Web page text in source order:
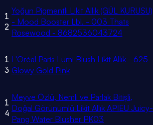
1
2
Yoğun Pigmentli Likit Allık (GÜL KURUSU)
- Mood Booster Lbl. - 003 Thats
Rosewood - 8682536043724
1
3
L'Oréal Paris Lumi Blush Likit Allık - 625
Glowy Gold Pink
1
4
Meyve Özlü, Nemli ve Parlak Bitişli,
Doğal Görünümlü Likit Allık APIEU Juicy-
Pang Water Blusher PK03